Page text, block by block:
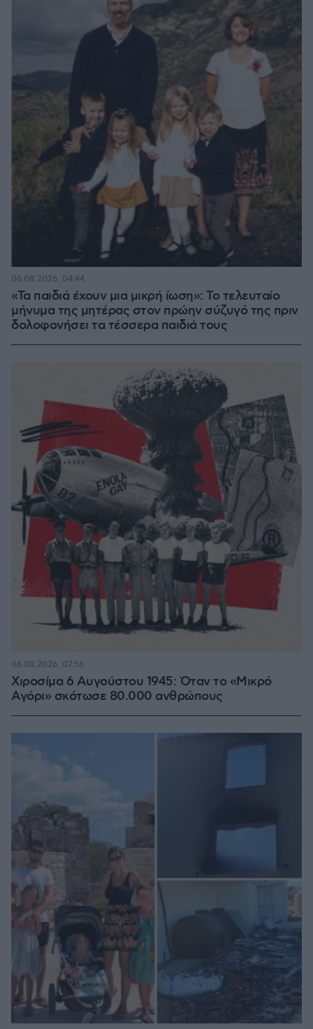
«Τα παιδιά έχουν μια μικρή ίωση»: Το τελευταίο
μήνυμα της μητέρας στον πρώην σύζυγό της πριν
δολοφονήσει τα τέσσερα παιδιά τους
06.08.2026, 04:44
Χιροσίμα 6 Αυγούστου 1945: Όταν το «Μικρό
Αγόρι» σκότωσε 80.000 ανθρώπους
06.08.2026, 07:56